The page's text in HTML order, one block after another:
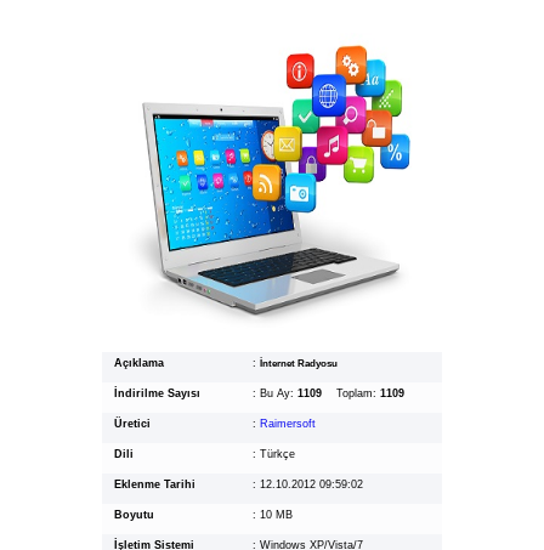
Açıklama : İnternet Radyosu
İndirilme Sayısı : Bu Ay: 1109 Toplam: 1109
Üretici : Raimersoft
Dili : Türkçe
Eklenme Tarihi : 12.10.2012 09:59:02
Boyutu : 10 MB
İşletim Sistemi : Windows XP/Vista/7